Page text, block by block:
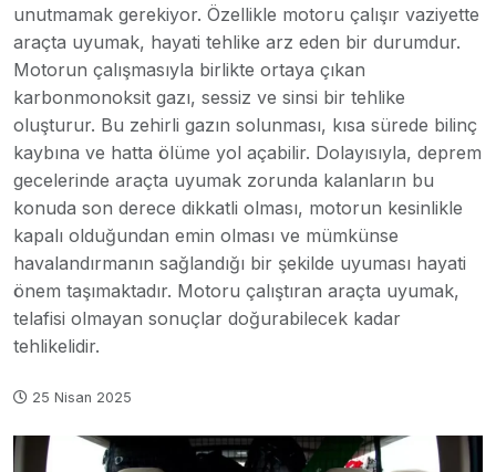
unutmamak gerekiyor. Özellikle motoru çalışır vaziyette
araçta uyumak, hayati tehlike arz eden bir durumdur.
Motorun çalışmasıyla birlikte ortaya çıkan
karbonmonoksit gazı, sessiz ve sinsi bir tehlike
oluşturur. Bu zehirli gazın solunması, kısa sürede bilinç
kaybına ve hatta ölüme yol açabilir. Dolayısıyla, deprem
gecelerinde araçta uyumak zorunda kalanların bu
konuda son derece dikkatli olması, motorun kesinlikle
kapalı olduğundan emin olması ve mümkünse
havalandırmanın sağlandığı bir şekilde uyuması hayati
önem taşımaktadır. Motoru çalıştıran araçta uyumak,
telafisi olmayan sonuçlar doğurabilecek kadar
tehlikelidir.
25 Nisan 2025